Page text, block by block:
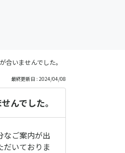
いませんでした。
最終更新日 : 2024/04/08
んでした。
なご案内が出
だいておりま